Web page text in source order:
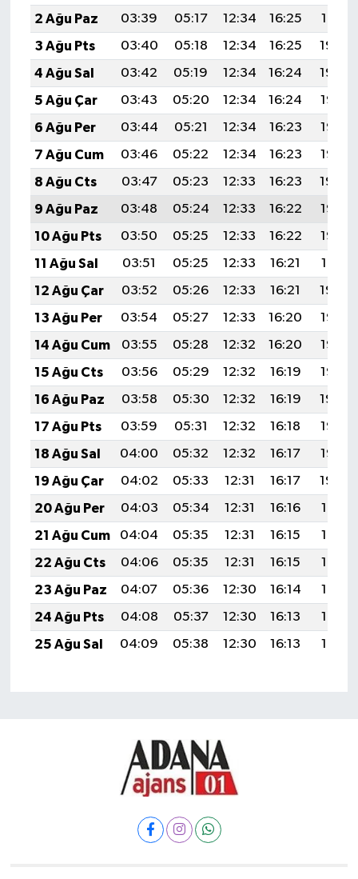
2 Ağu Paz
03:39 05:17 12:34 16:25
19:41
3 Ağu Pts
03:40 05:18 12:34 16:25
19:40
4 Ağu Sal
03:42 05:19 12:34 16:24
19:39
5 Ağu Çar
03:43 05:20 12:34 16:24
19:38
6 Ağu Per
03:44 05:21 12:34 16:23
19:36
7 Ağu Cum
03:46 05:22 12:34 16:23
19:35
8 Ağu Cts
03:47 05:23 12:33 16:23
19:34
9 Ağu Paz
03:48 05:24 12:33 16:22
19:33
10 Ağu Pts
03:50 05:25 12:33 16:22
19:32
11 Ağu Sal
03:51 05:25 12:33 16:21
19:31
12 Ağu Çar
03:52 05:26 12:33 16:21
19:29
13 Ağu Per
03:54 05:27 12:33 16:20
19:28
14 Ağu Cum
03:55 05:28 12:32 16:20
19:27
15 Ağu Cts
03:56 05:29 12:32 16:19
19:26
16 Ağu Paz
03:58 05:30 12:32 16:19
19:24
17 Ağu Pts
03:59 05:31 12:32 16:18
19:23
18 Ağu Sal
04:00 05:32 12:32 16:17
19:22
19 Ağu Çar
04:02 05:33 12:31 16:17
19:20
20 Ağu Per
04:03 05:34 12:31 16:16
19:19
21 Ağu Cum
04:04 05:35 12:31 16:15
19:18
22 Ağu Cts
04:06 05:35 12:31 16:15
19:16
23 Ağu Paz
04:07 05:36 12:30 16:14
19:15
24 Ağu Pts
04:08 05:37 12:30 16:13
19:13
25 Ağu Sal
04:09 05:38 12:30 16:13 19:12